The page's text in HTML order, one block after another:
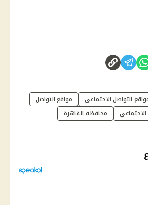
التواصل الاجتماعي
مواقع التواصل
الاجتماعي محافظة القاهرة